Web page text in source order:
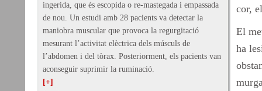
ingerida, que és escopida o re-mastegada i empassada
de nou. Un estudi amb 28 pacients va detectar la
maniobra muscular que provoca la regurgitació
mesurant l’activitat elèctrica dels músculs de
l’abdomen i del tòrax. Posteriorment, els pacients van
aconseguir suprimir la ruminació.
[+]
cor,
El
ha